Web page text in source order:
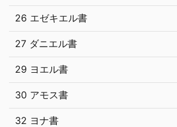
26 エゼキエル書
27 ダニエル書
29 ヨエル書
30 アモス書
32 ヨナ書